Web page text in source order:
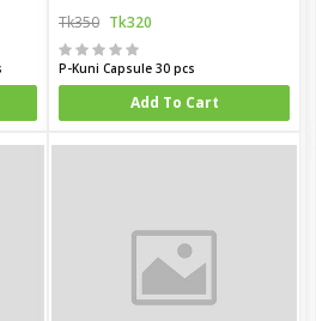
Tk350 Tk320
P-Kuni Capsule 30 pcs
Add To Cart